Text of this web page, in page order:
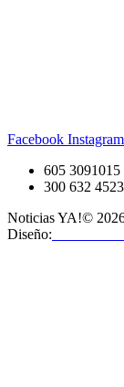
Facebook Instagram
605 3091015
300 632 4523
Noticias YA!©
Diseño: